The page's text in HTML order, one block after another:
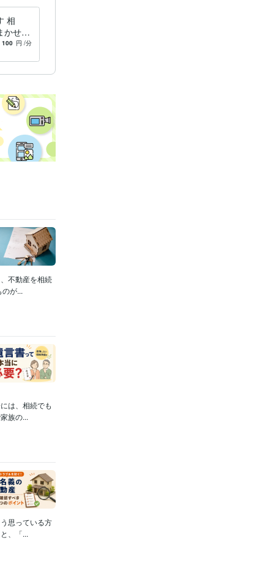
相
かせく
100 円 /分
不動産を相続
が...
は、相続でも
族の...
思っている方
、「...